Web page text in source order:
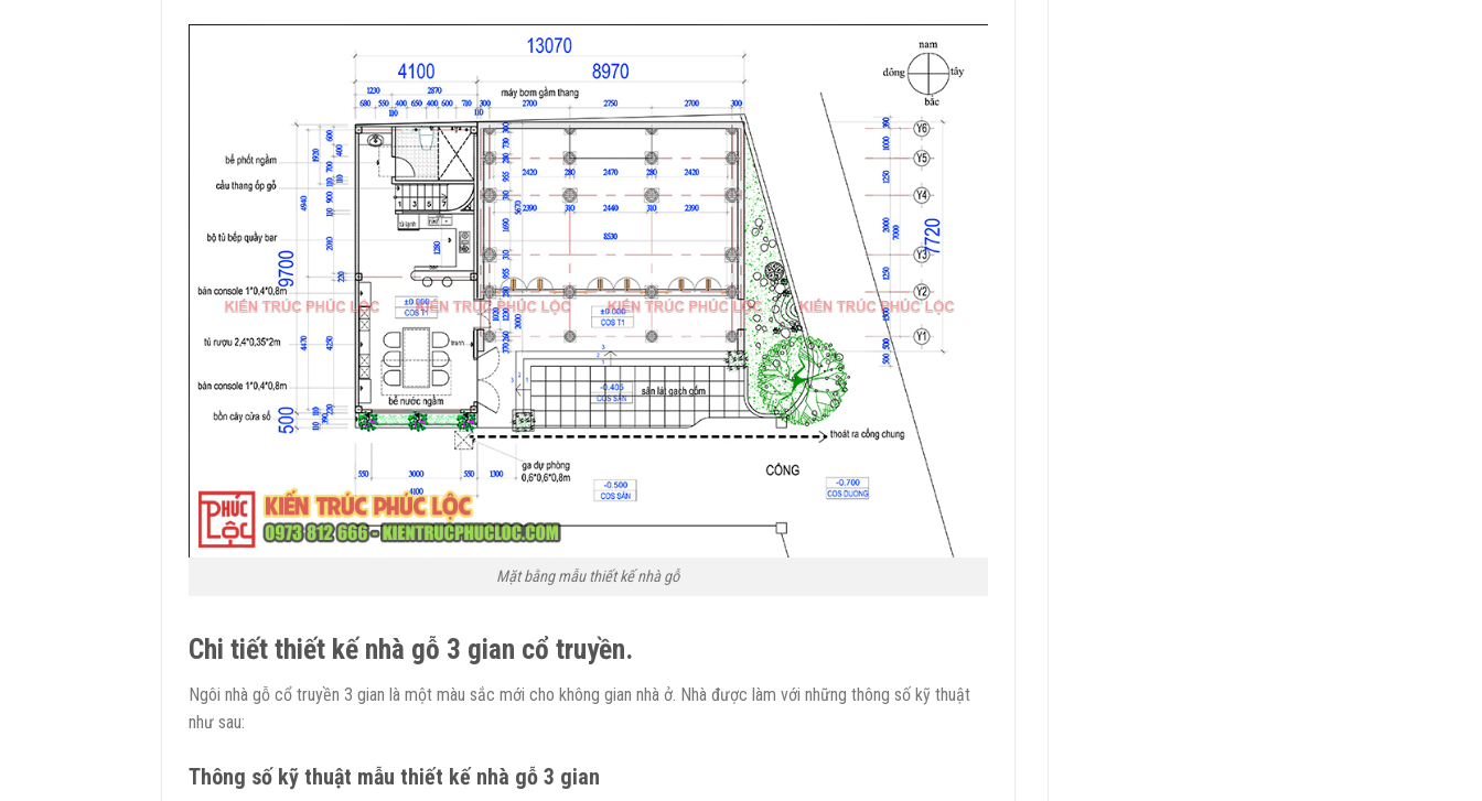
Mặt bằng mẫu thiết kế nhà gỗ
Chi tiết thiết kế nhà gỗ 3 gian cổ truyền.
Ngôi nhà gỗ cổ truyền 3 gian là một màu sắc mới cho không gian nhà ở. Nhà được làm với những thông số kỹ thuật
như sau:
Thông số kỹ thuật mẫu thiết kế nhà gỗ 3 gian